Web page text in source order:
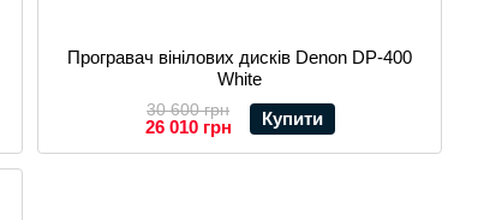
Програвач вінілових дисків Denon DP-400
White
30 600 грн
26 010 грн Купити